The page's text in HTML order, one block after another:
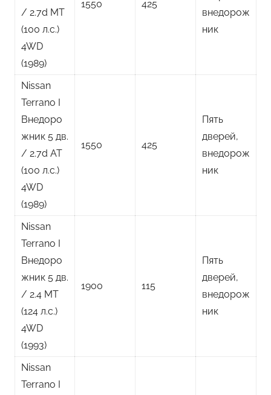
/ 2.7d MT
(100 л.с.)
4WD
(1989)
1550 425
внедорож
ник
Nissan
Terrano I
Внедоро
жник 5 дв.
/ 2.7d AT
(100 л.с.)
4WD
(1989)
1550 425
Пять
дверей,
внедорож
ник
Nissan
Terrano I
Внедоро
жник 5 дв.
/ 2.4 MT
(124 л.с.)
4WD
(1993)
1900 115
Пять
дверей,
внедорож
ник
Nissan
Terrano I